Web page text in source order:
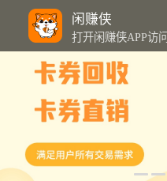
闲赚侠
打开闲赚侠APP访问